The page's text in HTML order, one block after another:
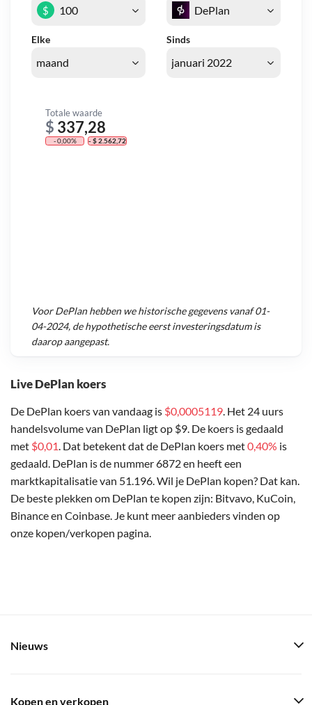
Live DePlan koers
De DePlan koers van vandaag is $0,0005119. Het 24 uurs
handelsvolume van DePlan ligt op $9. De koers is gedaald
met $0,01. Dat betekent dat de DePlan koers met0,40% is
gedaald. DePlan is de nummer 6872 en heeft een
marktkapitalisatie van 51.196. Wil je DePlan kopen? Dat kan.
De beste plekken om DePlan te kopen zijn: Bitvavo, KuCoin,
Binance en Coinbase. Je kunt meer aanbieders vinden op
onze kopen/verkopen pagina.
Elke Sinds
$
Totale waarde
$ 337,28
- 0,00% - $ 2.562,72
VoorDePlanhebben we historische gegevens vanaf01-
04-2024, de hypothetische eerst investeringsdatum is
daarop aangepast.
Nieuws
Kopen en verkopen